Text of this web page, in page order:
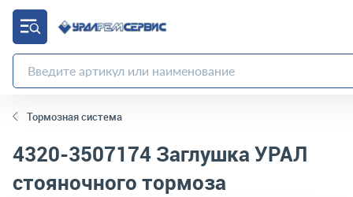
Тормозная система
4320-3507174Заглушка УРАЛ
стояночного тормоза